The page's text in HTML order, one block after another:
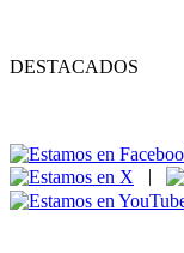
DESTACADOS
|